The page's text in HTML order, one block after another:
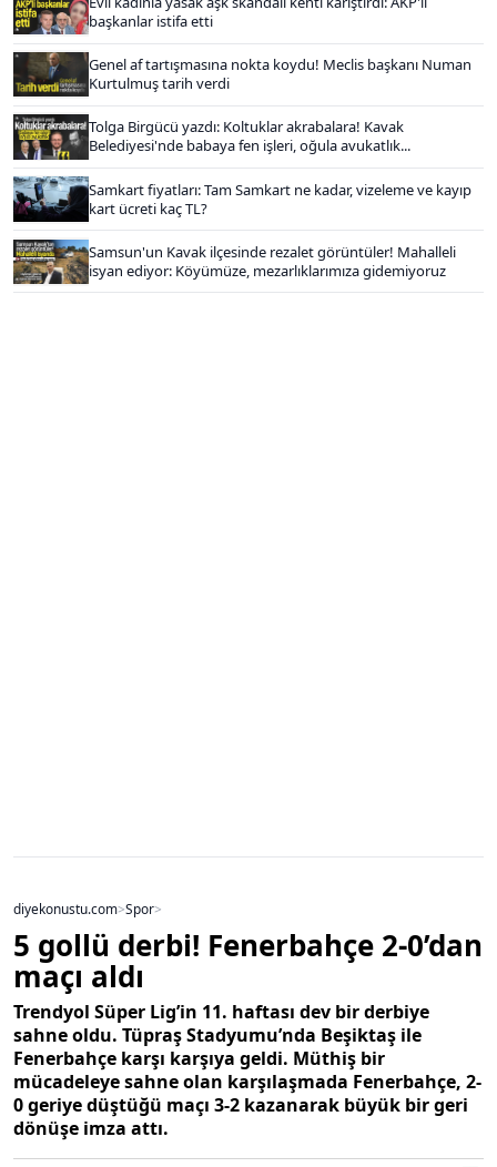
başkanlar istifa etti
Genel af tartışmasına nokta koydu! Meclis başkanı Numan
Kurtulmuş tarih verdi
Tolga Birgücü yazdı: Koltuklar akrabalara! Kavak
Belediyesi'nde babaya fen işleri, oğula avukatlık...
Samkart fiyatları: Tam Samkart ne kadar, vizeleme ve kayıp
kart ücreti kaç TL?
Samsun'un Kavak ilçesinde rezalet görüntüler! Mahalleli
isyan ediyor: Köyümüze, mezarlıklarımıza gidemiyoruz
diyekonustu.com>Spor>
5 gollü derbi! Fenerbahçe 2-0’dan
maçı aldı
Trendyol Süper Lig’in 11. haftası dev bir derbiye
sahne oldu. Tüpraş Stadyumu’nda Beşiktaş ile
Fenerbahçe karşı karşıya geldi. Müthiş bir
mücadeleye sahne olan karşılaşmada Fenerbahçe, 2-
0 geriye düştüğü maçı 3-2 kazanarak büyük bir geri
dönüşe imza attı.